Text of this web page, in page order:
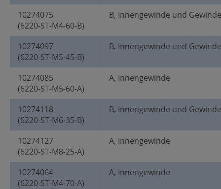
10274075
(6220-ST-M4-60-B)
B, Innengewinde und
10274097
(6220-ST-M5-45-B)
B, Innengewinde und
10274085
(6220-ST-M5-60-A)
A, Innengewinde
10274118
(6220-ST-M6-35-B)
B, Innengewinde und
10274127
(6220-ST-M8-25-A)
A, Innengewinde
10274064
(6220-ST-M4-70-A)
A, Innengewinde